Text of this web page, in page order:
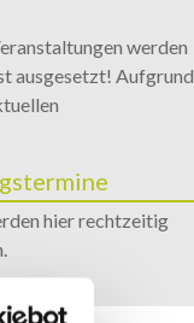
werden
ausgesetzt! Aufgrund
hier rechtzeitig